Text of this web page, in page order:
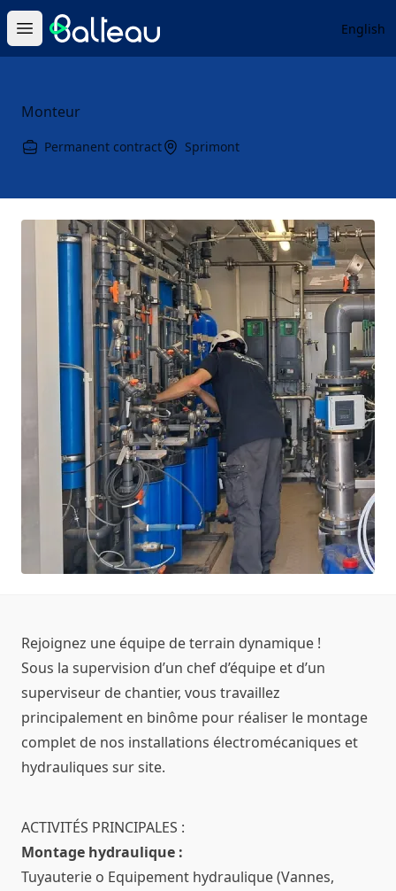
Open main menu
Balteau English
Monteur
Permanent contract Sprimont
Rejoignez une équipe de terrain dynamique !
Sous la supervision d’un chef d’équipe et d’un
superviseur de chantier, vous travaillez
principalement en binôme pour réaliser le montage
complet de nos installations électromécaniques et
hydrauliques sur site.
ACTIVITÉS PRINCIPALES :
Montage hydraulique :
Tuyauterie o Equipement hydraulique (Vannes,